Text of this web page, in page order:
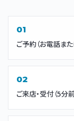
ご予約（お電話ま
ご来店・受付（5分